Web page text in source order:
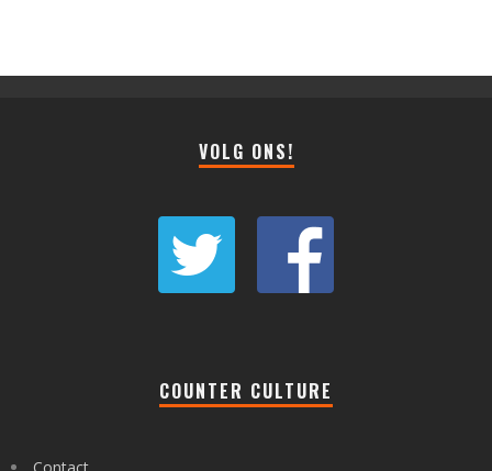
VOLG ONS!
COUNTER CULTURE